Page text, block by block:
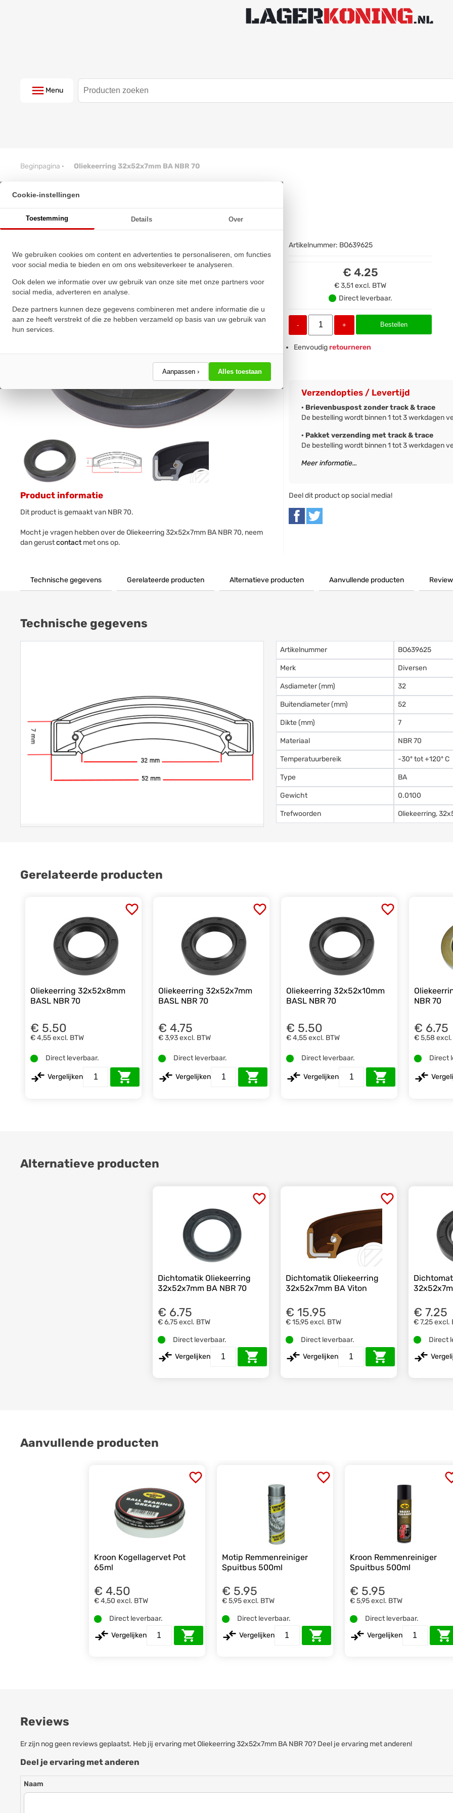
Menu
Beginpagina · Oliekeerring 32x52x7mm BA NBR 70
Cookie-instellingen
Toestemming Details Over
We gebruiken cookies om content en advertenties te personaliseren, om functies
voor social media te bieden en om ons websiteverkeer te analyseren.
Ook delen we informatie over uw gebruik van onze site met onze partners voor
social media, adverteren en analyse.
Deze partners kunnen deze gegevens combineren met andere informatie die u
aan ze heeft verstrekt of die ze hebben verzameld op basis van uw gebruik van
hun services.
Aanpassen › Alles toestaan
Oliekeerring 32x52x7mm BA NBR 70
★★★★★
★★★★★
Product informatie
Dit product is gemaakt van NBR 70.
Mocht je vragen hebben over de Oliekeerring 32x52x7mm BA NBR 70, neem
dan gerustcontactmet ons op.
Artikelnummer: BO639625
€ 4.25
€ 3,51 excl. BTW
Direct leverbaar.
- + Bestellen
Eenvoudigretourneren
Verzendopties / Levertijd
· Brievenbuspost zonder track & trace
De bestelling wordt binnen 1 tot 3 werkdagen
· Pakket verzending met track & trace
De bestelling wordt binnen 1 tot 3 werkdagen
Meer informatie...
Deel dit product op social media!
Technische gegevens Gerelateerde producten Alternatieve producten Aanvullende producten
Technische gegevens
Artikelnummer BO639625
Merk Diversen
Asdiameter (mm) 32
Buitendiameter (mm) 52
Dikte (mm) 7
Materiaal NBR 70
Temperatuurbereik -30º tot +120º C
Type BA
Gewicht 0.0100
Trefwoorden Oliekeerring,
Gerelateerde producten
Oliekeerring 32x52x8mm
BASL NBR 70
€ 5.50
€ 4,55excl. BTW
Direct leverbaar.
Vergelijken
Oliekeerring 32x52x7mm
BASL NBR 70
€ 4.75
€ 3,93excl. BTW
Direct leverbaar.
Vergelijken
Oliekeerring 32x52x10mm
BASL NBR 70
€ 5.50
€ 4,55excl. BTW
Direct leverbaar.
Vergelijken
NBR 70
€ 6.75
€ 5,58 excl.
Direct
Alternatieve producten
Dichtomatik Oliekeerring
32x52x7mm BA NBR 70
€ 6.75
€ 6,75 excl. BTW
Direct leverbaar.
Vergelijken
Dichtomatik Oliekeerring
32x52x7mm BA Viton
€ 15.95
€ 15,95 excl. BTW
Direct leverbaar.
Vergelijken
€ 7.25
€ 7,25 excl.
Direct
Aanvullende producten
Kroon Kogellagervet Pot
65ml
€ 4.50
€ 4,50 excl. BTW
Direct leverbaar.
Vergelijken
Motip Remmenreiniger
Spuitbus 500ml
€ 5.95
€ 5,95excl. BTW
Direct leverbaar.
Vergelijken
Kroon Remmenreiniger
Spuitbus 500ml
€ 5.95
€ 5,95excl. BTW
Direct leverbaar.
Vergelijken
Reviews
Er zijn nog geen reviews geplaatst. Heb jij ervaring met Oliekeerring 32x52x7mm BA NBR 70? Deel je ervaring met anderen!
Deel je ervaring met anderen
Naam